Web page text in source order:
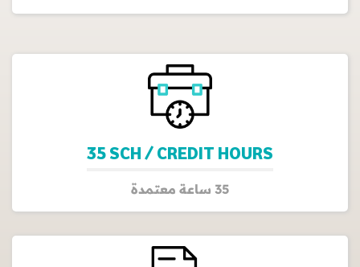
35 SCH / CREDIT HOURS
35 ساعة معتمدة